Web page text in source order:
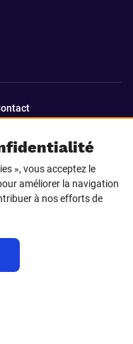
», vous acceptez le
améliorer la navigation
à nos efforts de
LinkedIn